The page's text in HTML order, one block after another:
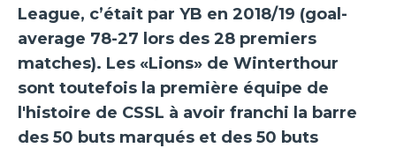
League, c’était par YB en 2018/19 (goal-
average 78-27 lors des 28 premiers
matches). Les «Lions» de Winterthour
sont toutefois la première équipe de
l'histoire de CSSL à avoir franchi la barre
des 50 buts marqués et des 50 buts